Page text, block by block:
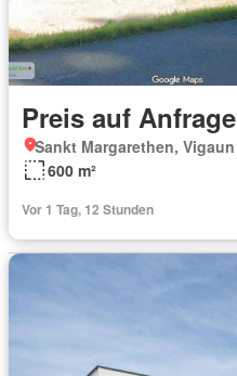
Preis auf Anfrage
Sankt Margarethen, Vigaun
600 m²
Vor 1 Tag, 12 Stunden